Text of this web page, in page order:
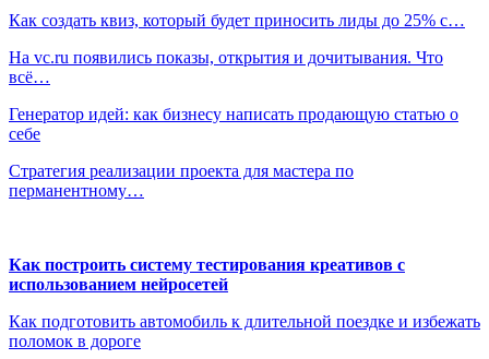
Как создать квиз, который будет приносить лиды до 25% с…
На vc.ru появились показы, открытия и дочитывания. Что
всё…
Генератор идей: как бизнесу написать продающую статью о
себе
Стратегия реализации проекта для мастера по
перманентному…
Как построить систему тестирования креативов с
использованием нейросетей
Как подготовить автомобиль к длительной поездке и избежать
поломок в дороге